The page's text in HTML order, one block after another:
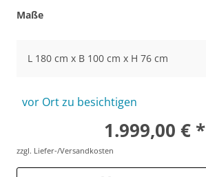
Maße
L 180 cm x B 100 cm x H 76 cm
vor Ort zu besichtigen
1.999,00 € *
zzgl. Liefer-/Versandkosten